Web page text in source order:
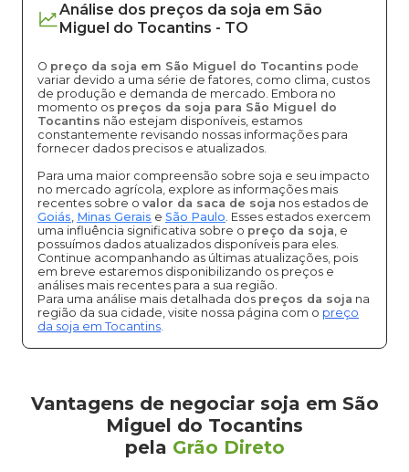
Análise dos preços da soja em São
Miguel do Tocantins - TO
O preço da soja em São Miguel do Tocantins pode
variar devido a uma série de fatores, como clima, custos
de produção e demanda de mercado. Embora no
momento os preços da soja para São Miguel do
Tocantins não estejam disponíveis, estamos
constantemente revisando nossas informações para
fornecer dados precisos e atualizados.
Para uma maior compreensão sobre soja e seu impacto
no mercado agrícola, explore as informações mais
recentes sobre o valor da saca de soja nos estados de
Goiás, Minas Gerais e São Paulo. Esses estados exercem
uma influência significativa sobre o preço da soja, e
possuímos dados atualizados disponíveis para eles.
Continue acompanhando as últimas atualizações, pois
em breve estaremos disponibilizando os preços e
análises mais recentes para a sua região.
Para uma análise mais detalhada dos preços da soja na
região da sua cidade, visite nossa página com o preço
da soja em Tocantins.
Vantagens de negociar soja em São
Miguel do Tocantins
pela Grão Direto